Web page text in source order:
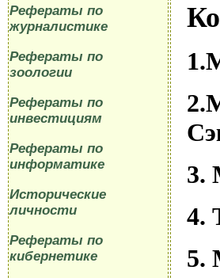
Рефераты по
журналистике
Рефераты по
зоологии
Рефераты по
инвестициям
Рефераты по
информатике
Исторические
личности
Рефераты по
кибернетике
3.
4.
5.